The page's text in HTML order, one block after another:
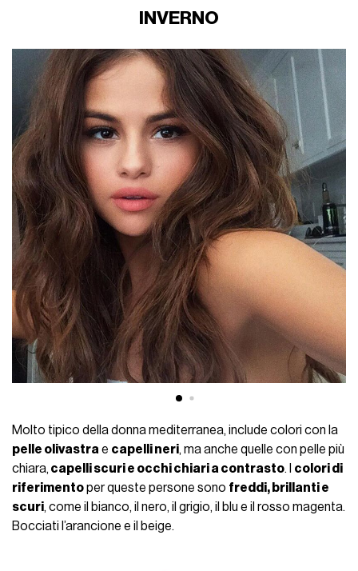
INVERNO
Molto tipico della donna mediterranea, include colori con la
pelle olivastrae capelli neri, ma anche quelle con pelle più
chiara, capelli scuri e occhi chiari a contrasto. I colori di
riferimentoper queste persone sono freddi, brillanti e
scuri, come il bianco, il nero, il grigio, il blu e il rosso magenta.
Bocciati l’arancione e il beige.